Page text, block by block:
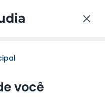
você